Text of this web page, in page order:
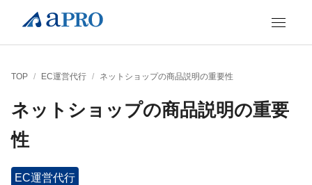
TOP / EC運営代行 / ネットショップの商品説明の重要性
ネットショップの商品説明の重要
性
EC運営代行